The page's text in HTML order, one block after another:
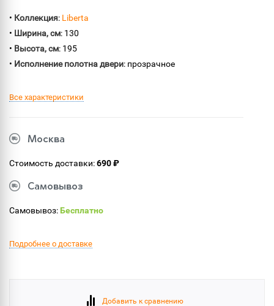
• Коллекция: Liberta
• Ширина, см: 130
• Высота, см: 195
• Исполнение полотна двери: прозрачное
Все характеристики
Москва
Стоимость доставки:690 ₽
Самовывоз
Самовывоз:Бесплатно
Подробнее о доставке
Добавить к сравнению